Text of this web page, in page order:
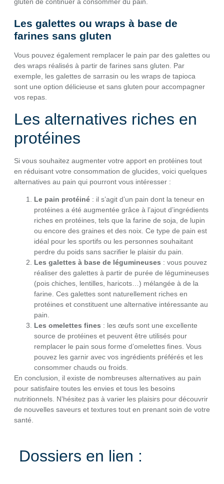
Les galettes ou wraps à base de
farines sans gluten
Vous pouvez également remplacer le pain par des galettes ou
des wraps réalisés à partir de farines sans gluten. Par
exemple, les galettes de sarrasin ou les wraps de tapioca
sont une option délicieuse et sans gluten pour accompagner
vos repas.
Les alternatives riches en
protéines
Si vous souhaitez augmenter votre apport en protéines tout
en réduisant votre consommation de glucides, voici quelques
alternatives au pain qui pourront vous intéresser :
Le pain protéiné : il s’agit d’un pain dont la teneur en
protéines a été augmentée grâce à l’ajout d’ingrédients
riches en protéines, tels que la farine de soja, de lupin
ou encore des graines et des noix. Ce type de pain est
idéal pour les sportifs ou les personnes souhaitant
perdre du poids sans sacrifier le plaisir du pain.
Les galettes à base de légumineuses : vous pouvez
réaliser des galettes à partir de purée de légumineuses
(pois chiches, lentilles, haricots…) mélangée à de la
farine. Ces galettes sont naturellement riches en
protéines et constituent une alternative intéressante au
pain.
Les omelettes fines : les œufs sont une excellente
source de protéines et peuvent être utilisés pour
remplacer le pain sous forme d’omelettes fines. Vous
pouvez les garnir avec vos ingrédients préférés et les
consommer chauds ou froids.
En conclusion, il existe de nombreuses alternatives au pain
pour satisfaire toutes les envies et tous les besoins
nutritionnels. N’hésitez pas à varier les plaisirs pour découvrir
de nouvelles saveurs et textures tout en prenant soin de votre
santé.
Dossiers en lien :